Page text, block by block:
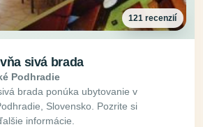
121 recenzií
sivá brada
Podhradie
brada ponúka ubytovanie v
Slovensko. Pozrite si
informácie.